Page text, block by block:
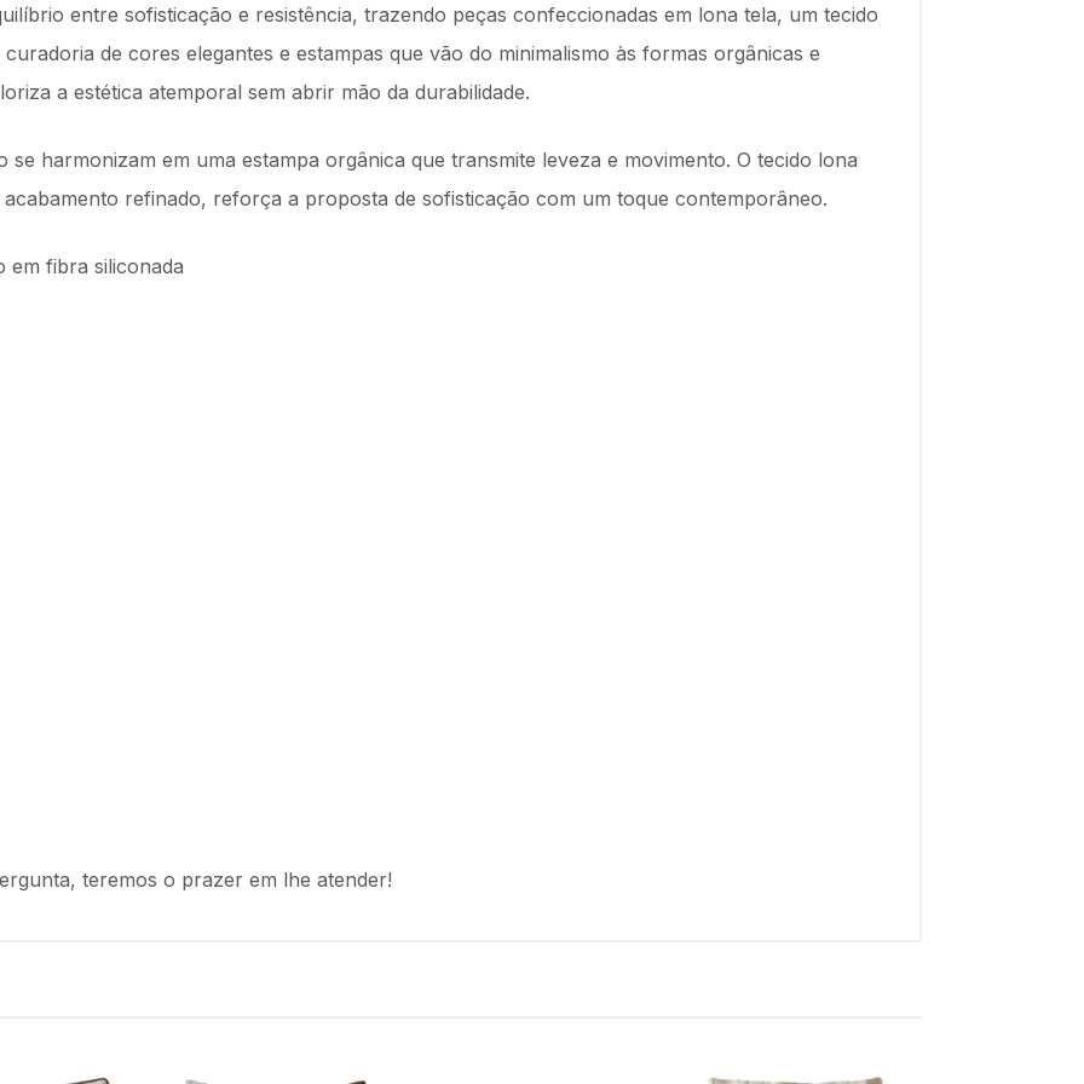
entre sofisticação e resistência, trazendo peças confeccionadas em lona tela, um tecido
de cores elegantes e estampas que vão do minimalismo às formas orgânicas e
a estética atemporal sem abrir mão da durabilidade.
se harmonizam em uma estampa orgânica que transmite leveza e movimento. O tecido lona
refinado, reforça a proposta de sofisticação com um toque contemporâneo.
em fibra siliconada
teremos o prazer em lhe atender!